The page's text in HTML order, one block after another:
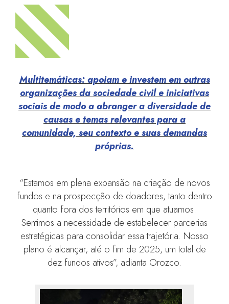
Multitemáticas: apoiam e investem em outras
organizações da sociedade civil e iniciativas
sociais de modo a abranger a diversidade de
causas e temas relevantes para a
comunidade, seu contexto e suas demandas
próprias.
“Estamos em plena expansão na criação de novos
fundos e na prospecção de doadores, tanto dentro
quanto fora dos territórios em que atuamos.
Sentimos a necessidade de estabelecer parcerias
estratégicas para consolidar essa trajetória. Nosso
plano é alcançar, até o fim de 2025, um total de
dez fundos ativos”, adianta Orozco.